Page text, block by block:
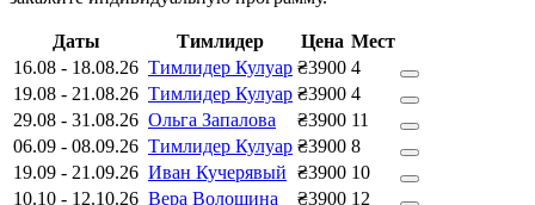
Даты Тимлидер Цена Мест
16.08 - 18.08.26 Тимлидер Кулуар ₴3900 4
19.08 - 21.08.26 Тимлидер Кулуар ₴3900 4
29.08 - 31.08.26 Ольга Запалова ₴3900 11
06.09 - 08.09.26 Тимлидер Кулуар ₴3900 8
19.09 - 21.09.26 Иван Кучерявый ₴3900 10
10.10 - 12.10.26 Вера Волошина ₴3900 12